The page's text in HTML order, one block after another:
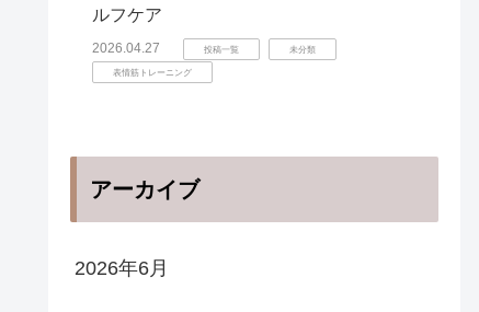
ルフケア
2026.04.27 投稿一覧 未分類
表情筋トレーニング
アーカイブ
2026年6月